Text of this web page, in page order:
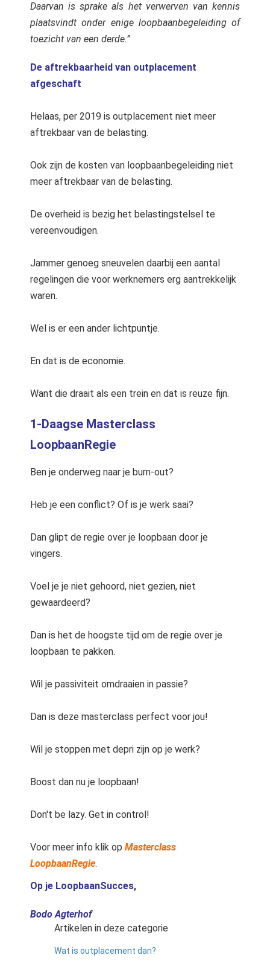
Daarvan is sprake als het verwerven van kennis
plaatsvindt onder enige loopbaanbegeleiding of
toezicht van een derde.”
De aftrekbaarheid van outplacement
afgeschaft
Helaas, per 2019 is outplacement niet meer
aftrekbaar van de belasting.
Ook zijn de kosten van loopbaanbegeleiding niet
meer aftrekbaar van de belasting.
De overheid is bezig het belastingstelsel te
vereenvoudigen.
Jammer genoeg sneuvelen daarbij een aantal
regelingen die voor werknemers erg aantrekkelijk
waren.
Wel is er een ander lichtpuntje.
En dat is de economie.
Want die draait als een trein en dat is reuze fijn.
1-Daagse Masterclass
LoopbaanRegie
Ben je onderweg naar je burn-out?
Heb je een conflict? Of is je werk saai?
Dan glipt de regie over je loopbaan door je
vingers.
Voel je je niet gehoord, niet gezien, niet
gewaardeerd?
Dan is het de hoogste tijd om de regie over je
loopbaan te pakken.
Wil je passiviteit omdraaien in passie?
Dan is deze masterclass perfect voor jou!
Wil je stoppen met depri zijn op je werk?
Boost dan nu je loopbaan!
Don't be lazy. Get in control!
Voor meer info klik op Masterclass
LoopbaanRegie.
Op je LoopbaanSucces,
Bodo Agterhof
Artikelen in deze categorie
Wat is outplacement dan?